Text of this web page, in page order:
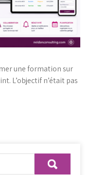
une formation sur
L’objectif n’était pas